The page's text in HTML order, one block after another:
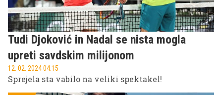
Tudi Djoković in Nadal se nista mogla
upreti savdskim milijonom
12. 02. 2024 04.15
Sprejela sta vabilo na veliki spektakel!